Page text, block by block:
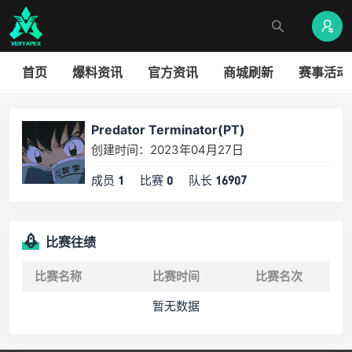
首页 爆料资讯 官方资讯 商城刷新 赛事活动
Predator Terminator(PT)
创建时间：2023年04月27日
成员 1 比赛 0 队长 16907
比赛往绩
比赛名称 比赛时间
比赛名次
暂无数据